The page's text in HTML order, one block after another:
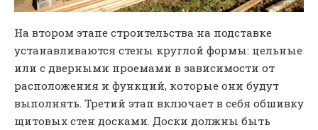
На втором этапе строительства на подставке
устанавливаются стены круглой формы: цельные
или с дверными проемами в зависимости от
расположения и функций, которые они будут
выполнять. Третий этап включает в себя обшивку
щитовых стен досками. Доски должны быть